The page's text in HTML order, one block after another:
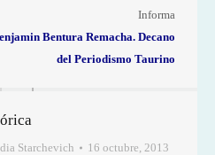
Informa
Bentura Remacha. Decano
del Periodismo Taurino
Starchevich 16 octubre, 2013